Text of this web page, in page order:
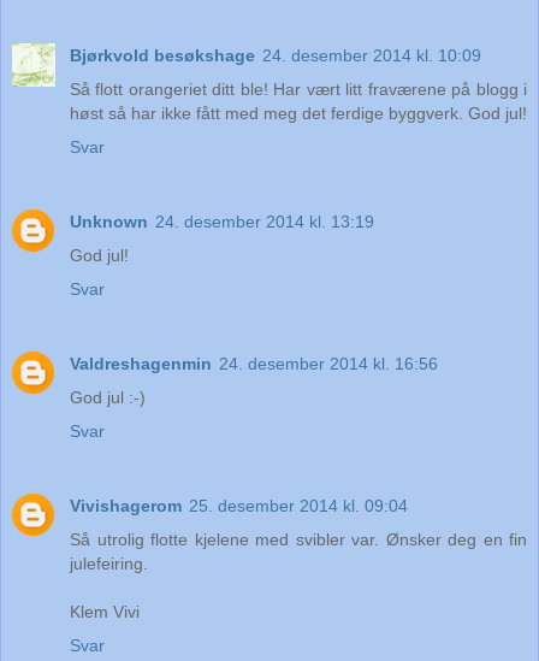
Bjørkvold besøkshage 24. desember 2014 kl. 10:09
Så flott orangeriet ditt ble! Har vært litt fraværene på blogg i
høst så har ikke fått med meg det ferdige byggverk. God jul!
Svar
Unknown 24. desember 2014 kl. 13:19
God jul!
Svar
Valdreshagenmin 24. desember 2014 kl. 16:56
God jul :-)
Svar
Vivishagerom 25. desember 2014 kl. 09:04
Så utrolig flotte kjelene med svibler var. Ønsker deg en fin
julefeiring.
Klem Vivi
Svar